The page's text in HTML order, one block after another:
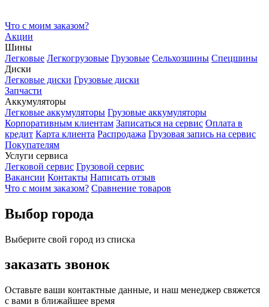
Что с моим заказом?
Акции
Шины
Легковые Легкогрузовые Грузовые Сельхозшины Спецшины
Диски
Легковые диски Грузовые диски
Запчасти
Аккумуляторы
Легковые аккумуляторы Грузовые аккумуляторы
Корпоративным клиентам Записаться на сервис Оплата в
кредит Карта клиента Распродажа Грузовая запись на сервис
Покупателям
Услуги сервиса
Легковой сервис Грузовой сервис
Вакансии Контакты Написать отзыв
Что с моим заказом? Сравнение товаров
Выбор города
Выберите свой город из списка
заказать звонок
Оставьте ваши контактные данные, и наш менеджер свяжется
с вами в ближайшее время